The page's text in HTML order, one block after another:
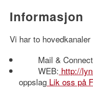
Informasjon
Vi har to
Mail & Connect
WEB: http://
oppslag Lik oss på